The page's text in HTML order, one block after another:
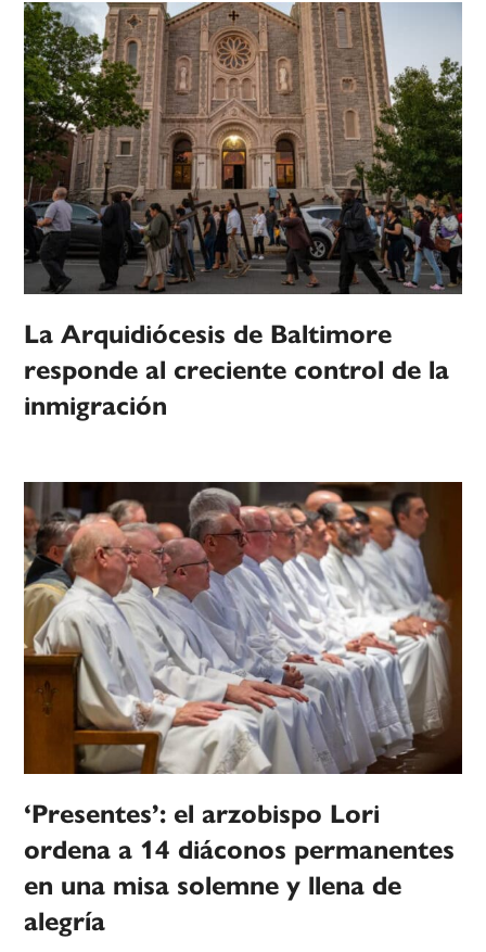
La Arquidiócesis de Baltimore
responde al creciente control de la
inmigración
‘Presentes’: el arzobispo Lori
ordena a 14 diáconos permanentes
en una misa solemne y llena de
alegría